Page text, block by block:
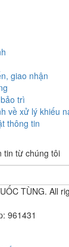
giao nhận
trì
về xử lý khiếu
thông tin
tin từ chúng tôi
TÙNG. All
961431